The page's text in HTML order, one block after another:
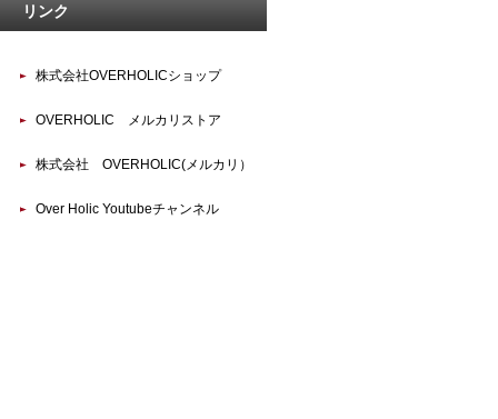
リンク
株式会社OVERHOLICショップ
OVERHOLIC メルカリストア
株式会社 OVERHOLIC(メルカリ）
Over Holic Youtubeチャンネル